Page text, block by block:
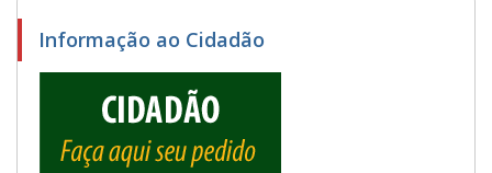
Informação ao Cidadão